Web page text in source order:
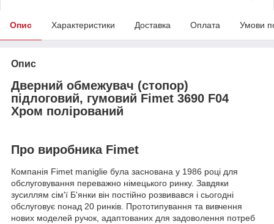
Опис Характеристики Доставка Оплата Умови
Опис
Дверний обмежувач (стопор)
підлоговий, гумовий Fimet 3690 F04
Хром полірований
Про виробника Fimet
Компанія Fimet maniglie була заснована у 1986 році для
обслуговування переважно німецького ринку. Завдяки
зусиллям сім'ї Б'янки він постійно розвивався і сьогодні
обслуговує понад 20 ринків. Прототипування та вивчення
нових моделей ручок, адаптованих для задоволення потреб